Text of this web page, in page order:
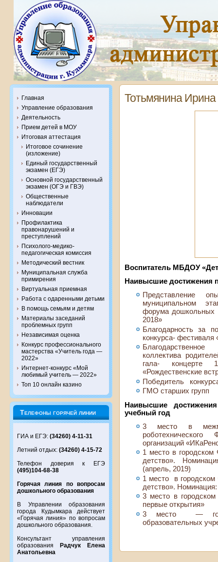
Главная
Управление образования
Деятельность
Прием детей в МОУ
Итоговая аттестация
Итоговое сочинение
(изложение)
Единый государственный
экзамен (ЕГЭ)
Основной государственный
экзамен (ОГЭ и ГВЭ)
Общественные
наблюдатели
Инновации
Профилактика
правонарушений и
преступлений
Психолого-медико-
педагогическая комиссия
Методический вестник
Муниципальная служба
примирения
Виртуальная приемная
Работа с одаренными детьми
В помощь семьям и детям
Материалы заседаний
проблемных групп
Независимая оценка
Конкурс профессионального
мастерства «Учитель года —
2022»
Интернет-конкурс «Мой
любимый учитель — 2022»
Топ 10 онлайн казино
Телефоны горячей линии
ГИА и ЕГЭ: (34260) 4-11-31
Летний отдых: (34260) 4-15-72
Телефон доверия к ЕГЭ
(495)104-68-38
Горячая линия по вопросам
дошкольного образования
В Управлении образования
города Кудымкара действует
«Горячая линия» по вопросам
дошкольного образования.
Консультант управления
образования
Радчук Елена
Анатольевна
Тотьмянина Ирина
Воспитатель МБДОУ
Наивысшие достижения
Представление
муниципальном
форума дошкольных
2018»
Благодарность за
конкурса-
коллектива
гала- концерте
«Рождественские
Победитель
ГМО старших групп
Наивысшие
учебный год
3 место в
организаций
1 место в городском
детство».
(апрель, 2019)
1 место в городском
детство».
3 место в
первые открытия»
3 место —
образовательных